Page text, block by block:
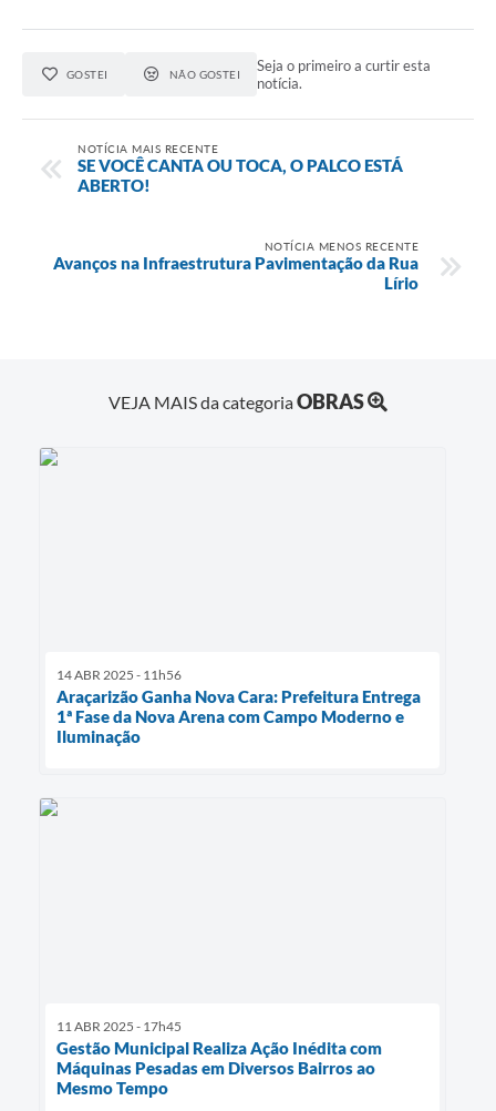
GOSTEI NÃO GOSTEI
Seja o primeiro a curtir esta
notícia.
NOTÍCIA MAIS RECENTE
SE VOCÊ CANTA OU TOCA, O PALCO ESTÁ
ABERTO!
NOTÍCIA MENOS RECENTE
Avanços na Infraestrutura Pavimentação da Rua
Lírio
VEJA MAIS da categoriaOBRAS
14 ABR 2025 - 11h56
Araçarizão Ganha Nova Cara: Prefeitura Entrega
1ª Fase da Nova Arena com Campo Moderno e
Iluminação
11 ABR 2025 - 17h45
Gestão Municipal Realiza Ação Inédita com
Máquinas Pesadas em Diversos Bairros ao
Mesmo Tempo